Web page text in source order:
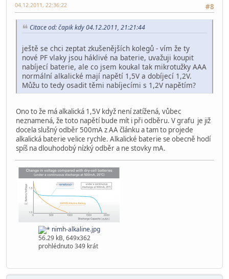
#8
04.12.2011, 22:36:22
Citace od: čapik kdy 04.12.2011, 21:21:44
ještě se chci zeptat zkušenějších kolegů - vím že ty
nové PF vlaky jsou háklivé na baterie, uvažuji koupit
nabíjecí baterie, ale co jsem koukal tak mikrotužky AAA
normální alkalické mají napětí 1,5V a dobíjecí 1,2V.
Můžu to tedy osadit těmi nabíjecími s 1,2V napětím?
Ono to že má alkalická 1,5V když není zatížená, vůbec
neznamená, že toto napětí bude mít i při odběru. V grafu je již
docela slušný odběr 500mA z AA článku a tam to projede
alkalická baterie velice rychle. Alkalické baterie se obecně hodí
spíš na dlouhodobý nízký odběr a ne stovky mA.
nimh-alkaline.jpg
56.29 kB, 649x362
prohlédnuto 349 krát